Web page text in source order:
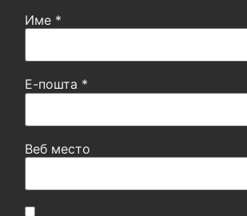
Име *
Е-пошта *
Веб место